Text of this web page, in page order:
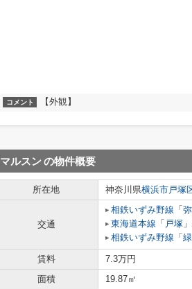
コメント 【外観】
マルスンの物件概要
所在地 神奈川県横浜市戸塚
交通
相鉄いずみ野線 「
東海道本線 「 戸塚
相鉄いずみ野線 「
賃料 7.3万円
面積
19.87㎡